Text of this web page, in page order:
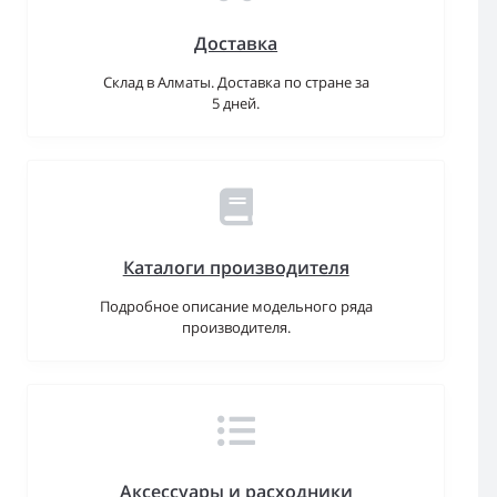
Доставка
Склад в Алматы. Доставка по стране за
5 дней.
Каталоги производителя
Подробное описание модельного ряда
производителя.
Аксессуары и расходники